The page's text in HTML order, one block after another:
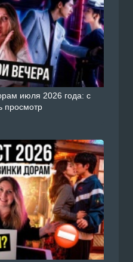
июля 2026 года: с
просмотр